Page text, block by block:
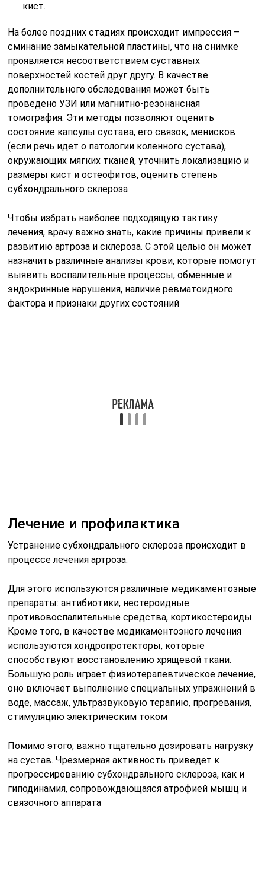
кист.
На более поздних стадиях происходит импрессия –
сминание замыкательной пластины, что на снимке
проявляется несоответствием суставных
поверхностей костей друг другу. В качестве
дополнительного обследования может быть
проведено УЗИ или магнитно-резонансная
томография. Эти методы позволяют оценить
состояние капсулы сустава, его связок, менисков
(если речь идет о патологии коленного сустава),
окружающих мягких тканей, уточнить локализацию и
размеры кист и остеофитов, оценить степень
субхондрального склероза
Чтобы избрать наиболее подходящую тактику
лечения, врачу важно знать, какие причины привели к
развитию артроза и склероза. С этой целью он может
назначить различные анализы крови, которые помогут
выявить воспалительные процессы, обменные и
эндокринные нарушения, наличие ревматоидного
фактора и признаки других состояний
Лечение и профилактика
Устранение субхондрального склероза происходит в
процессе лечения артроза.
Для этого используются различные медикаментозные
препараты: антибиотики, нестероидные
противовоспалительные средства, кортикостероиды.
Кроме того, в качестве медикаментозного лечения
используются хондропротекторы, которые
способствуют восстановлению хрящевой ткани.
Большую роль играет физиотерапевтическое лечение,
оно включает выполнение специальных упражнений в
воде, массаж, ультразвуковую терапию, прогревания,
стимуляцию электрическим током
Помимо этого, важно тщательно дозировать нагрузку
на сустав. Чрезмерная активность приведет к
прогрессированию субхондрального склероза, как и
гиподинамия, сопровождающаяся атрофией мышц и
связочного аппарата